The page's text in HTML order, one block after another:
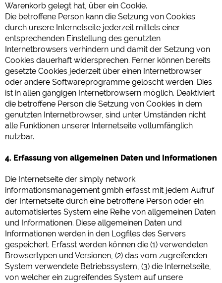
Warenkorb gelegt hat, über ein Cookie.
Die betroffene Person kann die Setzung von Cookies
durch unsere Internetseite jederzeit mittels einer
entsprechenden Einstellung des genutzten
Internetbrowsers verhindern und damit der Setzung von
Cookies dauerhaft widersprechen. Ferner können bereits
gesetzte Cookies jederzeit über einen Internetbrowser
oder andere Softwareprogramme gelöscht werden. Dies
ist in allen gängigen Internetbrowsern möglich. Deaktiviert
die betroffene Person die Setzung von Cookies in dem
genutzten Internetbrowser, sind unter Umständen nicht
alle Funktionen unserer Internetseite vollumfänglich
nutzbar.
4. Erfassung von allgemeinen Daten und Informationen
Die Internetseite der simply network
informationsmanagement gmbh erfasst mit jedem Aufruf
der Internetseite durch eine betroffene Person oder ein
automatisiertes System eine Reihe von allgemeinen Daten
und Informationen. Diese allgemeinen Daten und
Informationen werden in den Logfiles des Servers
gespeichert. Erfasst werden können die (1) verwendeten
Browsertypen und Versionen, (2) das vom zugreifenden
System verwendete Betriebssystem, (3) die Internetseite,
von welcher ein zugreifendes System auf unsere